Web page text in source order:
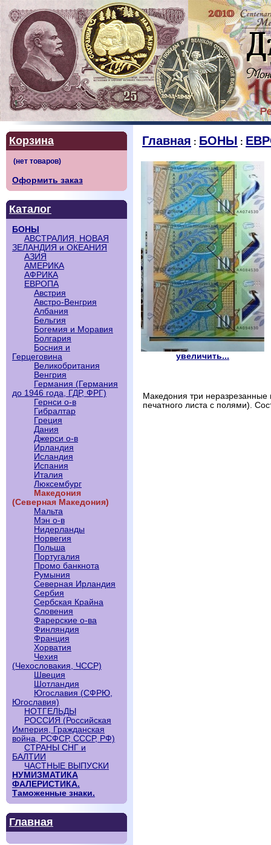
Корзина
Оформить заказ
Каталог
БОНЫ
АВСТРАЛИЯ, НОВАЯ
ЗЕЛАНДИЯ и ОКЕАНИЯ
АЗИЯ
АМЕРИКА
АФРИКА
ЕВРОПА
Австрия
Австро-Венгрия
Албания
Бельгия
Богемия и Моравия
Болгария
Босния и
Герцеговина
Великобритания
Венгрия
Германия (Германия
до 1946 года, ГДР, ФРГ)
Гернси о-в
Гибралтар
Греция
Дания
Джерси о-в
Ирландия
Исландия
Испания
Италия
Люксембург
Македония
(Северная Македония)
Мальта
Мэн о-в
Нидерланды
Норвегия
Польша
Португалия
Промо банкнота
Румыния
Северная Ирландия
Сербия
Сербская Крайна
Словения
Фарерские о-ва
Финляндия
Франция
Хорватия
Чехия
(Чехословакия, ЧССР)
Швеция
Шотландия
Югославия (СФРЮ,
Югославия)
НОТГЕЛЬДЫ
РОССИЯ (Российская
Империя, Гражданская
война, РСФСР, СССР, РФ)
СТРАНЫ СНГ и
БАЛТИИ
ЧАСТНЫЕ ВЫПУСКИ
НУМИЗМАТИКА
ФАЛЕРИСТИКА.
Таможенные знаки.
Главная
Главная : БОНЫ :
увеличить...
Македония три
печатного листа с полями).